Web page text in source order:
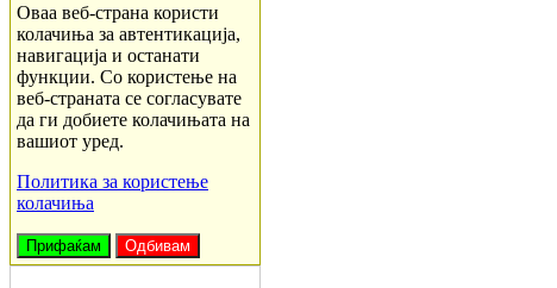
Оваа веб-страна користи
колачиња за автентикација,
навигација и останати
функции. Со користење на
веб-страната се согласувате
да ги добиете колачињата на
вашиот уред.
Политика за користење
колачиња
Прифаќам Одбивам